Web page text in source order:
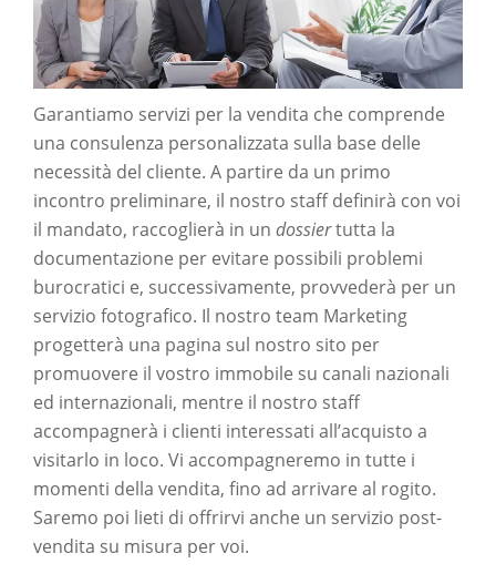
Garantiamo servizi per la vendita che comprende
una consulenza personalizzata sulla base delle
necessità del cliente. A partire da un primo
incontro preliminare, il nostro staff definirà con voi
il mandato, raccoglierà in un dossiertutta la
documentazione per evitare possibili problemi
burocratici e, successivamente, provvederà per un
servizio fotografico. Il nostro team Marketing
progetterà una pagina sul nostro sito per
promuovere il vostro immobile su canali nazionali
ed internazionali, mentre il nostro staff
accompagnerà i clienti interessati all’acquisto a
visitarlo in loco. Vi accompagneremo in tutte i
momenti della vendita, fino ad arrivare al rogito.
Saremo poi lieti di offrirvi anche un servizio post-
vendita su misura per voi.